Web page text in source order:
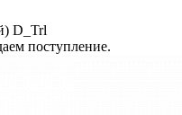
D_Trl
поступление.